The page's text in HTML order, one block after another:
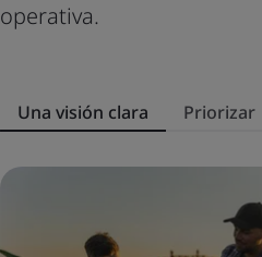
operativa.
Una visión clara Priorizar